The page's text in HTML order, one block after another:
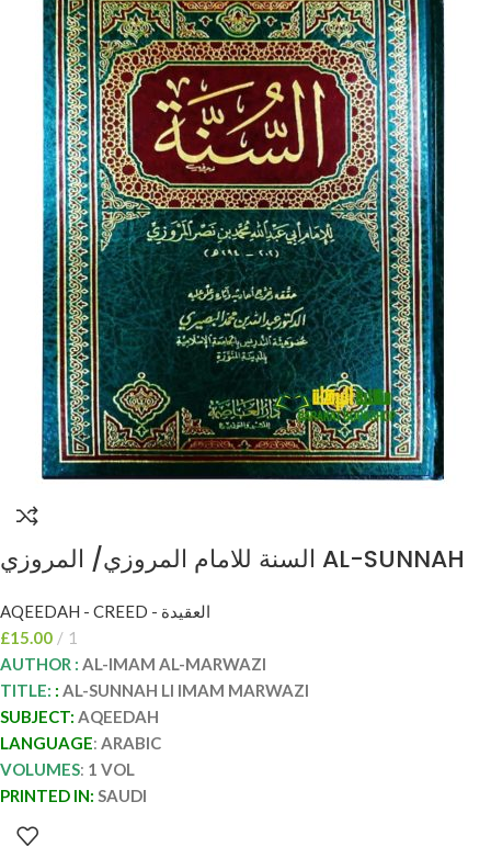
السنة للامام المروزي/ المروزي AL-SUNNAH
AQEEDAH - CREED - العقيدة
£15.00
1
AUTHOR : AL-IMAM AL-MARWAZI
TITLE: : AL-SUNNAH LI IMAM MARWAZI
SUBJECT: AQEEDAH
LANGUAGE: ARABIC
VOLUMES: 1 VOL
PRINTED IN: SAUDI